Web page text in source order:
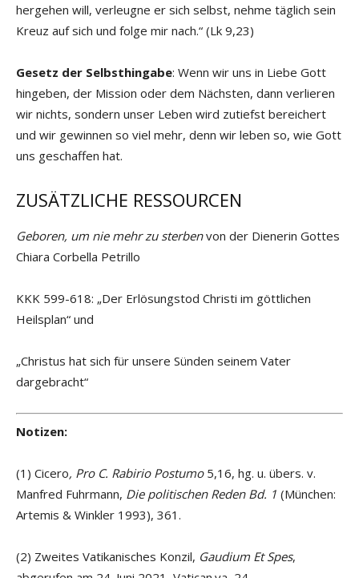
hergehen will, verleugne er sich selbst, nehme täglich sein
Kreuz auf sich und folge mir nach.“ (Lk 9,23)
Gesetz der Selbsthingabe: Wenn wir uns in Liebe Gott
hingeben, der Mission oder dem Nächsten, dann verlieren
wir nichts, sondern unser Leben wird zutiefst bereichert
und wir gewinnen so viel mehr, denn wir leben so, wie Gott
uns geschaffen hat.
ZUSÄTZLICHE RESSOURCEN
Geboren, um nie mehr zu sterbenvon der Dienerin Gottes
Chiara Corbella Petrillo
KKK 599-618: „Der Erlösungstod Christi im göttlichen
Heilsplan“ und
„Christus hat sich für unsere Sünden seinem Vater
dargebracht“
Notizen:
(1) Cicero, Pro C. Rabirio Postumo 5,16, hg. u. übers. v.
Manfred Fuhrmann, Die politischen Reden Bd. 1 (München:
Artemis & Winkler 1993), 361.
(2) Zweites Vatikanisches Konzil, Gaudium Et Spes,